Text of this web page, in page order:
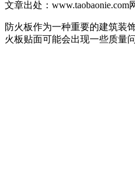
文章出处：www.taobaonie.com
防火板作为一种重要的建筑装饰材料
火板贴面可能会出现一些质量问题